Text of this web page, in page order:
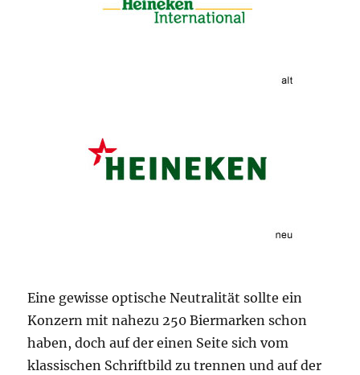
Eine gewisse optische Neutralität sollte ein
Konzern mit nahezu 250 Biermarken schon
haben, doch auf der einen Seite sich vom
klassischen Schriftbild zu trennen und auf der